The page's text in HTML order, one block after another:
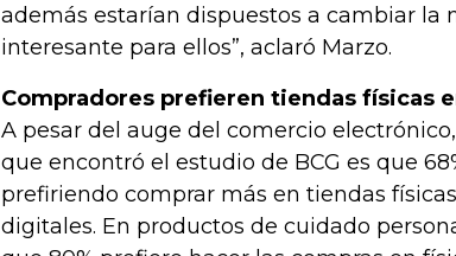
además estarían dispuestos a cambiar la
interesante para ellos”, aclaró Marzo.
Compradores prefieren tiendas físicas
A pesar del auge del comercio
que encontró el estudio de BCG es que
prefiriendo comprar más en tiendas
digitales. En productos de cuidado